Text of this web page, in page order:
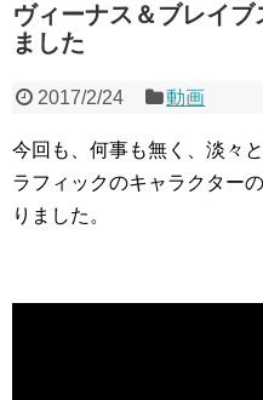
ヴィーナス＆ブレイ
ました
2017/2/24 動画
今回も、何事も無く、淡々
ラフィックのキャラクター
りました。